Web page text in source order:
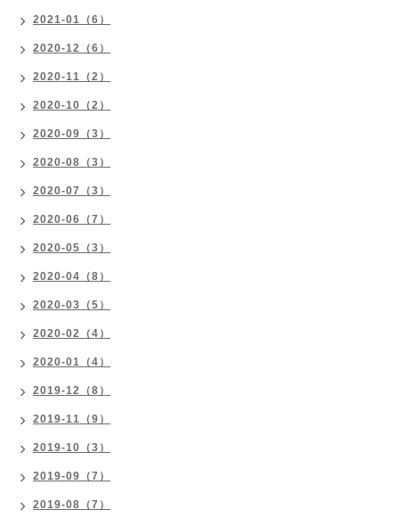
2021-01（6）
2020-12（6）
2020-11（2）
2020-10（2）
2020-09（3）
2020-08（3）
2020-07（3）
2020-06（7）
2020-05（3）
2020-04（8）
2020-03（5）
2020-02（4）
2020-01（4）
2019-12（8）
2019-11（9）
2019-10（3）
2019-09（7）
2019-08（7）